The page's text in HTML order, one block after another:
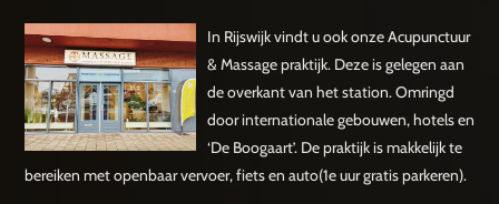
In Rijswijk vindt u ook onze Acupunctuur
& Massage praktijk. Deze is gelegen aan
de overkant van het station. Omringd
door internationale gebouwen, hotels en
‘De Boogaart’. De praktijk is makkelijk te
bereiken met openbaar vervoer, fiets en auto(1e uur gratis parkeren).